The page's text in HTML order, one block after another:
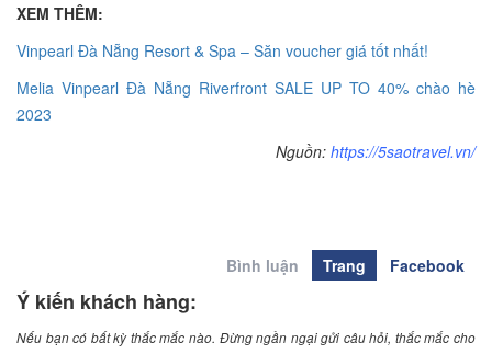
XEM THÊM:
Vinpearl Đà Nẵng Resort & Spa – Săn voucher giá tốt nhất!
Melia Vinpearl Đà Nẵng Riverfront SALE UP TO 40% chào hè
2023
Nguồn: https://5saotravel.vn/
Bình luận Trang Facebook
Ý kiến khách hàng:
Nếu bạn có bất kỳ thắc mắc nào. Đừng ngần ngại gửi câu hỏi, thắc mắc cho